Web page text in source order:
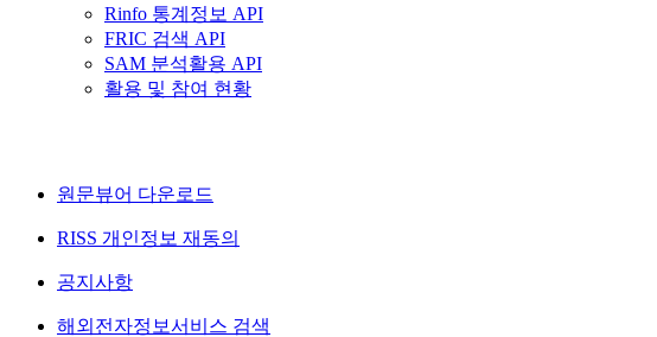
Rinfo 통계정보 API
FRIC 검색 API
SAM 분석활용 API
활용 및 참여 현황
원문뷰어 다운로드
RISS 개인정보 재동의
공지사항
해외전자정보서비스 검색